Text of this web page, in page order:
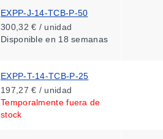
EXPP-J-14-TCB-P-50
300,32 € / unidad
Disponible en 18 semanas
EXPP-T-14-TCB-P-25
197,27 € / unidad
Temporalmente fuera de
stock